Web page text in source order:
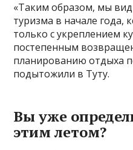
«Таким образом, мы
туризма в начале года,
только с укреплением
постепенным
планированию отдыха
подытожили в Туту.
Вы уже
этим летом?